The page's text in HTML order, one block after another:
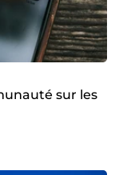
sur les